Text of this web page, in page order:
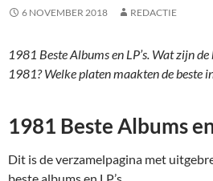
6 NOVEMBER 2018 REDACTIE
1981 Beste Albums en LP’s. Wat zijn de
1981? Welke platen maakten de beste
1981 Beste Albums en
Dit is de verzamelpagina met